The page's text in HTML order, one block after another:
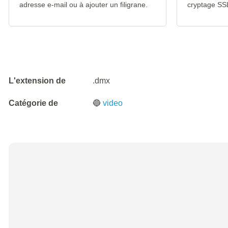
adresse e-mail ou à ajouter un filigrane. cryptage
L'extension de .dmx
Catégorie de 🔵video